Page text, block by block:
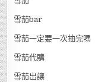
雪茄bar
雪茄一定要一次抽完嗎
雪茄代購
雪茄出讓